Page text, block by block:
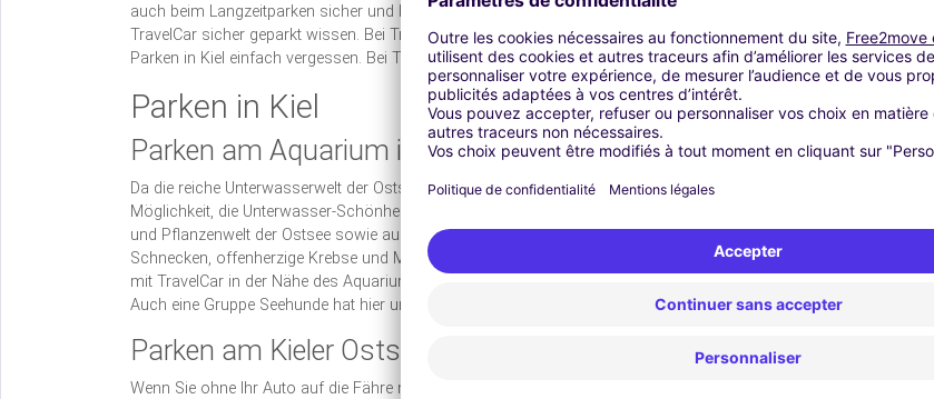
auch beim Langzeitparken sicher und bestens geschützt. Entdecken Sie Kiel in aller Ruhe, während Sie Ihr Auto mit
TravelCar sicher geparkt wissen. Bei TravelCar können Sie Ihr Auto einfach abstellen und dann die Sorgen um das
Parken in Kiel einfach vergessen. Bei TravelCar ist für die Sicherheit Ihres Wagens in Kiel gesorgt, Tag und Nacht.
Parken in Kiel
Parken am Aquarium in Kiel
Da die reiche Unterwasserwelt der Ostsee natürlich nicht einfach so zu sehen ist, haben Sie alternativ die
Möglichkeit, die Unterwasser-Schönheiten der Ostsee im Aquarium Kiel zu bestaunen – hier erleben Sie die Tier-
und Pflanzenwelt der Ostsee sowie aus exotischen Gewässern. Süß- und Salzwasserfische, faszinierende
Schnecken, offenherzige Krebse und Muscheln und sogar ein Korallenriff warten nur auf Ihren Besuch. Parken Sie
mit TravelCar in der Nähe des Aquariums Kiel, um in über 30 Becken schillernde Wasserlebewesen zu beobachten.
Auch eine Gruppe Seehunde hat hier unfreiwillig ihr Zuhause.
Parken am Kieler Ostseehafen
Wenn Sie ohne Ihr Auto auf die Fähre nach Skandinavien wollen, können Sie Ihr Auto in der Nähe vom Kieler